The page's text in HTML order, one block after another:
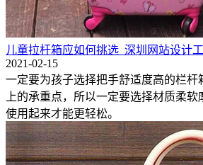
儿童拉杆箱应如何挑选_深圳网站设计
2021-02-15
一定要为孩子选择把手舒适度高的栏杆
上的承重点，所以一定要选择材质柔
使用起来才能更轻松。